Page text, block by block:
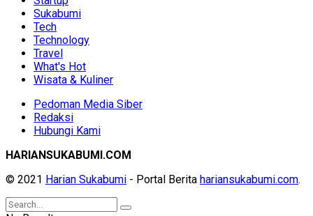
Sukabumi
Tech
Technology
Travel
What's Hot
Wisata & Kuliner
Pedoman Media Siber
Redaksi
Hubungi Kami
HARIANSUKABUMI.COM
© 2021 Harian Sukabumi - Portal Berita hariansukabumi.com.